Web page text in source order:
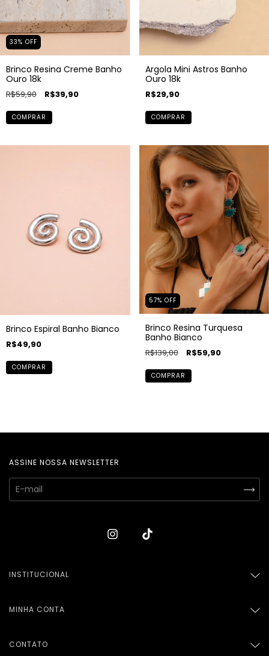
33% OFF
Brinco Resina Creme Banho
Ouro 18k
R$59,90 R$39,90
COMPRAR
Argola Mini Astros Banho
Ouro 18k
R$29,90
COMPRAR
Brinco Espiral Banho Bianco
R$49,90
COMPRAR
57% OFF
Brinco Resina Turquesa
Banho Bianco
R$139,00 R$59,90
COMPRAR
ASSINE NOSSA NEWSLETTER
INSTITUCIONAL
MINHA CONTA
CONTATO